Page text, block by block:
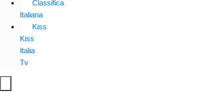
Classifica
Italiana
Kiss
Kiss
Italia
Tv